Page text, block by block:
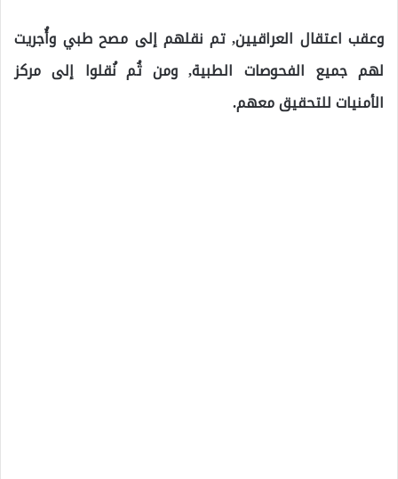
وعقب اعتقال العراقيين, تم نقلهم إلى مصح طبي وأُجريت
لهم جميع الفحوصات الطبية, ومن ثُم نُقلوا إلى مركز
الأمنيات للتحقيق معهم.